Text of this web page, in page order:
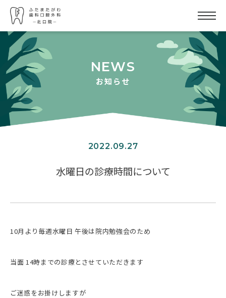
NEWS
お知らせ
2022.09.27
水曜日の診療時間について
10月より毎週水曜日 午後は院内勉強会のため
当面 14時までの診療とさせていただきます
ご迷惑をお掛けしますが